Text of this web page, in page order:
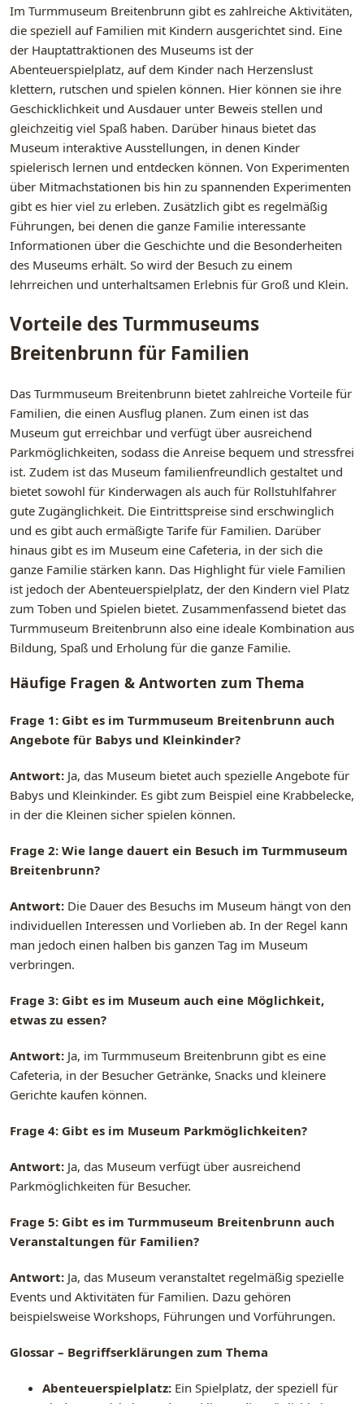
Im Turmmuseum Breitenbrunn gibt es zahlreiche Aktivitäten,
die speziell auf Familien mit Kindern ausgerichtet sind. Eine
der Hauptattraktionen des Museums ist der
Abenteuerspielplatz, auf dem Kinder nach Herzenslust
klettern, rutschen und spielen können. Hier können sie ihre
Geschicklichkeit und Ausdauer unter Beweis stellen und
gleichzeitig viel Spaß haben. Darüber hinaus bietet das
Museum interaktive Ausstellungen, in denen Kinder
spielerisch lernen und entdecken können. Von Experimenten
über Mitmachstationen bis hin zu spannenden Experimenten
gibt es hier viel zu erleben. Zusätzlich gibt es regelmäßig
Führungen, bei denen die ganze Familie interessante
Informationen über die Geschichte und die Besonderheiten
des Museums erhält. So wird der Besuch zu einem
lehrreichen und unterhaltsamen Erlebnis für Groß und Klein.
Vorteile des Turmmuseums
Breitenbrunn für Familien
Das Turmmuseum Breitenbrunn bietet zahlreiche Vorteile für
Familien, die einen Ausflug planen. Zum einen ist das
Museum gut erreichbar und verfügt über ausreichend
Parkmöglichkeiten, sodass die Anreise bequem und stressfrei
ist. Zudem ist das Museum familienfreundlich gestaltet und
bietet sowohl für Kinderwagen als auch für Rollstuhlfahrer
gute Zugänglichkeit. Die Eintrittspreise sind erschwinglich
und es gibt auch ermäßigte Tarife für Familien. Darüber
hinaus gibt es im Museum eine Cafeteria, in der sich die
ganze Familie stärken kann. Das Highlight für viele Familien
ist jedoch der Abenteuerspielplatz, der den Kindern viel Platz
zum Toben und Spielen bietet. Zusammenfassend bietet das
Turmmuseum Breitenbrunn also eine ideale Kombination aus
Bildung, Spaß und Erholung für die ganze Familie.
Häufige Fragen & Antworten zum Thema
Frage 1: Gibt es im Turmmuseum Breitenbrunn auch
Angebote für Babys und Kleinkinder?
Antwort: Ja, das Museum bietet auch spezielle Angebote für
Babys und Kleinkinder. Es gibt zum Beispiel eine Krabbelecke,
in der die Kleinen sicher spielen können.
Frage 2: Wie lange dauert ein Besuch im Turmmuseum
Breitenbrunn?
Antwort: Die Dauer des Besuchs im Museum hängt von den
individuellen Interessen und Vorlieben ab. In der Regel kann
man jedoch einen halben bis ganzen Tag im Museum
verbringen.
Frage 3: Gibt es im Museum auch eine Möglichkeit,
etwas zu essen?
Antwort: Ja, im Turmmuseum Breitenbrunn gibt es eine
Cafeteria, in der Besucher Getränke, Snacks und kleinere
Gerichte kaufen können.
Frage 4: Gibt es im Museum Parkmöglichkeiten?
Antwort: Ja, das Museum verfügt über ausreichend
Parkmöglichkeiten für Besucher.
Frage 5: Gibt es im Turmmuseum Breitenbrunn auch
Veranstaltungen für Familien?
Antwort: Ja, das Museum veranstaltet regelmäßig spezielle
Events und Aktivitäten für Familien. Dazu gehören
beispielsweise Workshops, Führungen und Vorführungen.
Glossar – Begriffserklärungen zum Thema
Abenteuerspielplatz: Ein Spielplatz, der speziell für